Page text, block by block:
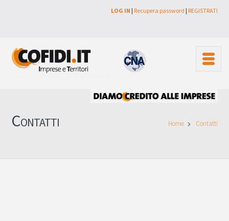
LOG IN | Recupera password | REGISTRATI
Contatti Home Contatti